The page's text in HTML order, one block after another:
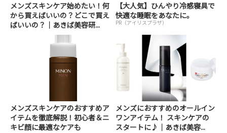
メンズスキンケア始めたい！何
から買えばいいの？どこで買え
ばいいの？｜あきば美容研...
【大人気】ひんやり冷感寝具で
快適な睡眠をあなたに。
PR（アイリスプラザ）
メンズスキンケアのおすすめア
イテムを徹底解説！初心者＆ニ
キビ顔に最適なケアも
メンズにおすすめのオールイン
ワンアイテム！ スキンケアの
スタートに♪｜あきば美容...